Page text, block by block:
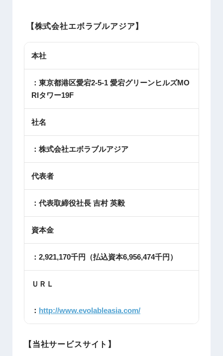
【株式会社エボラブルアジア】
本社
：東京都港区愛宕2-5-1 愛宕グリーンヒルズMO
RIタワー19F
社名
：株式会社エボラブルアジア
代表者
：代表取締役社長 吉村 英毅
資本金
：2,921,170千円（払込資本6,956,474千円）
ＵＲＬ
： http://www.evolableasia.com/
【当社サービスサイト】